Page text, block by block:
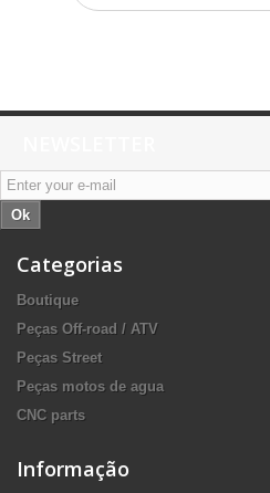
Ok
Categorias
Boutique
Peças Off-road / ATV
Peças Street
Peças motos de agua
CNC parts
Informação